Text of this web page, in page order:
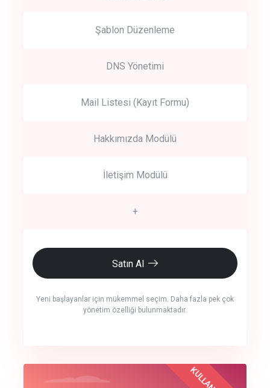
Şablon Düzenleme
DNS Yönetimi
Mail Listesi (Kayıt Formu)
Hakkımızda Modülü
İletişim Modülü
+
Satın Al
Yeni başlayanlar için mükemmel seçim. Daha fazla pek çok
yönetim özelliği bulunmaktadır.
crm auto cync